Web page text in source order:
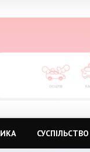
СУСПІЛЬСТВО